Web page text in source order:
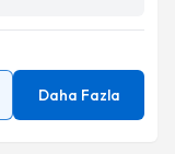
Daha Fazla